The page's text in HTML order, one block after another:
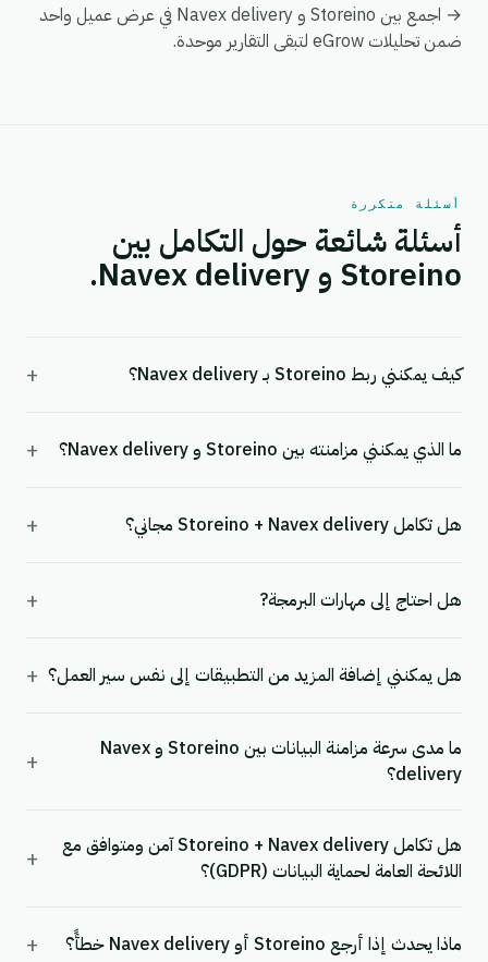
→ اجمع بين Storeino و Navex delivery في عرض عميل واحد
ضمن تحليلات eGrow لتبقى التقارير موحدة.
أسئلة متكررة
أسئلة شائعة حول التكامل بين
Storeino و Navex delivery.
كيف يمكنني ربط Storeino بـ Navex delivery؟ +
ما الذي يمكنني مزامنته بين Storeino و Navex delivery؟ +
هل تكامل Storeino + Navex delivery مجاني؟ +
هل احتاج إلى مهارات البرمجة? +
هل يمكنني إضافة المزيد من التطبيقات إلى نفس سير العمل؟ +
ما مدى سرعة مزامنة البيانات بين Storeino و Navex
delivery؟
+
هل تكامل Storeino + Navex delivery آمن ومتوافق مع
اللائحة العامة لحماية البيانات (GDPR)؟
+
ماذا يحدث إذا أرجع Storeino أو Navex delivery خطأً؟ +